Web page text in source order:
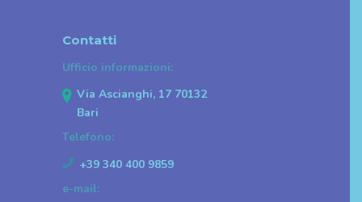
Contatti
Ufficio informazioni:
Via Ascianghi, 17 70132
Bari
Telefono:
+39 340 400 9859
e-mail: